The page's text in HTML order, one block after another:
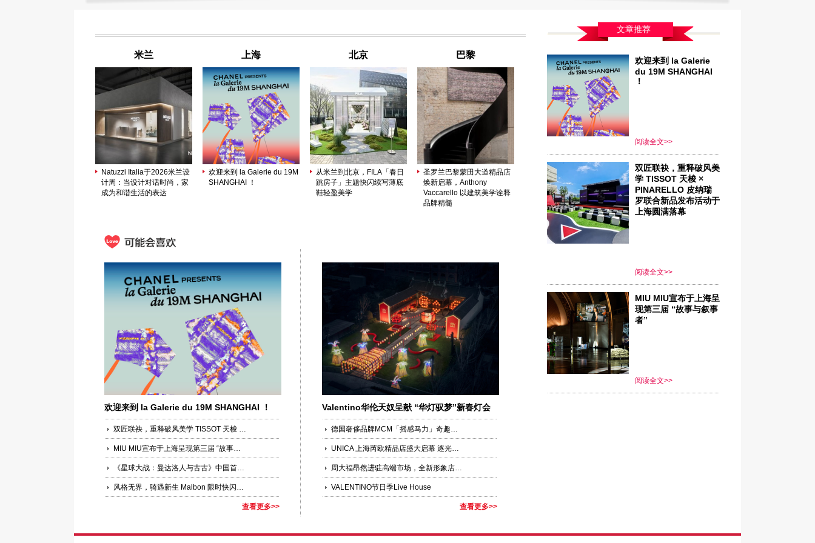
米兰
Natuzzi Italia于2026米兰设
计周：当设计对话时尚，家
成为和谐生活的表达
上海
欢迎来到 la Galerie du 19M
SHANGHAI ！
北京
从米兰到北京，FILA「春日
跳房子」主题快闪续写薄底
鞋轻盈美学
巴黎
圣罗兰巴黎蒙田大道精品店
焕新启幕，Anthony
Vaccarello 以建筑美学诠释
品牌精髓
欢迎来到 la Galerie du 19M SHANGHAI ！
双匠联袂，重释破风美学 TISSOT 天梭 × PINARELLO 皮纳瑞罗联合新品发布活动于上海圆满落幕
MIU MIU宣布于上海呈现第三届 “故事与叙事者”
《星球大战：曼达洛人与古古》中国首映礼盛大举办 银河史诗于上海科技馆再度启幕，全方位点燃星际冒险狂欢
风格无界，骑遇新生 Malbon 限时快闪空间登陆上海嘉里中心，发布首个“中国马年”限定系列
查看更多>>
Valentino华伦天奴呈献 “华灯驭梦”新春灯会
德国奢侈品牌MCM「摇感马力」奇趣乐园空降城市中心
UNICA 上海芮欧精品店盛大启幕 逐光策马，沪上新篇
周大福昂然进驻高端市场，全新形象店于上海港汇恒隆广场盛大开幕
VALENTINO节日季Live House
查看更多>>
文章推荐
欢迎来到 la Galerie
du 19M SHANGHAI
！
阅读全文>>
双匠联袂，重释破风美
学 TISSOT 天梭 ×
PINARELLO 皮纳瑞
罗联合新品发布活动于
上海圆满落幕
阅读全文>>
MIU MIU宣布于上海呈
现第三届 “故事与叙事
者”
阅读全文>>